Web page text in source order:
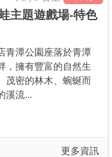
主題遊戲場-特色
青潭公園座落於青潭
，擁有豐富的自然生
茂密的林木、蜿蜒而
溪流...
更多資訊